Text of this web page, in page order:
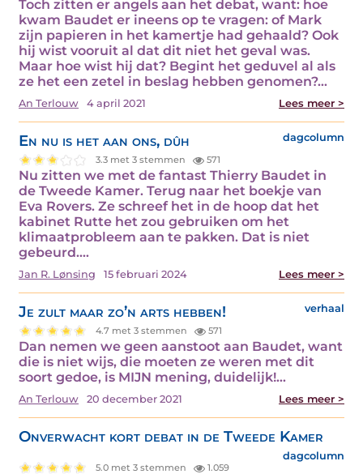
Toch zitten er angels aan het debat, want: hoe
kwam Baudet er ineens op te vragen: of Mark
zijn papieren in het kamertje had gehaald? Ook
hij wist vooruit al dat dit niet het geval was.
Maar hoe wist hij dat? Begint het geduvel al als
ze het een zetel in beslag hebben genomen?…
An Terlouw 4 april 2021 Lees meer >
En nu is het aan ons, dûh dagcolumn
3.3 met 3 stemmen 571
Nu zitten we met de fantast Thierry Baudet in
de Tweede Kamer. Terug naar het boekje van
Eva Rovers. Ze schreef het in de hoop dat het
kabinet Rutte het zou gebruiken om het
klimaatprobleem aan te pakken. Dat is niet
gebeurd.…
Jan R. Lønsing 15 februari 2024 Lees meer >
Je zult maar zo’n arts hebben! verhaal
4.7 met 3 stemmen 571
Dan nemen we geen aanstoot aan Baudet, want
die is niet wijs, die moeten ze weren met dit
soort gedoe, is MIJN mening, duidelijk!…
An Terlouw 20 december 2021 Lees meer >
Onverwacht kort debat in de Tweede Kamer
dagcolumn
5.0 met 3 stemmen 1.059